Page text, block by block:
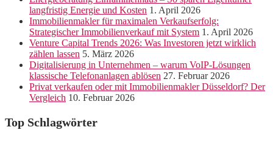
langfristig Energie und Kosten 1. April 2026
Immobilienmakler für maximalen Verkaufserfolg:
Strategischer Immobilienverkauf mit System 1. April 2026
Venture Capital Trends 2026: Was Investoren jetzt wirklich
zählen lassen 5. März 2026
Digitalisierung in Unternehmen – warum VoIP-Lösungen
klassische Telefonanlagen ablösen 27. Februar 2026
Privat verkaufen oder mit Immobilienmakler Düsseldorf? Der
Vergleich 10. Februar 2026
Top Schlagwörter